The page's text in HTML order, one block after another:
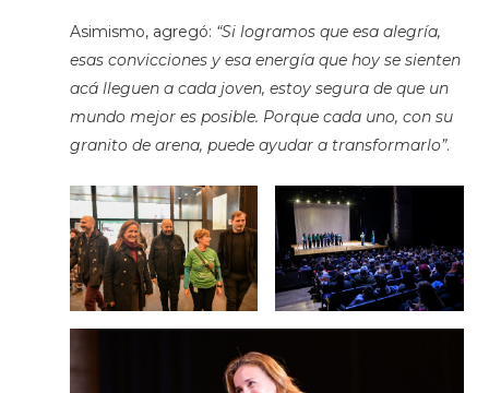
Asimismo, agregó: “Si logramos que esa alegría,
esas convicciones y esa energía que hoy se sienten
acá lleguen a cada joven, estoy segura de que un
mundo mejor es posible. Porque cada uno, con su
granito de arena, puede ayudar a transformarlo”.